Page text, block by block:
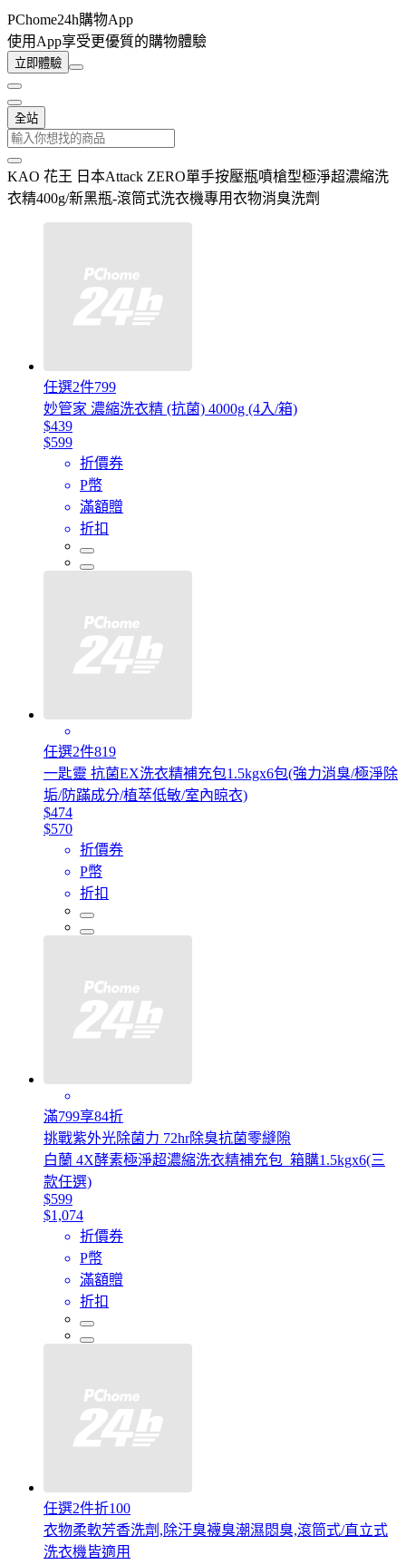
PChome24h購物App
使用App享受更優質的購物體驗
立即體驗
全站
KAO 花王 日本Attack ZERO單手按壓瓶噴槍型極淨超濃縮洗
衣精400g/新黑瓶-滾筒式洗衣機專用衣物消臭洗劑
任選2件799
妙管家 濃縮洗衣精 (抗菌) 4000g (4入/箱)
$439
$599
折價券
P幣
滿額贈
折扣
任選2件819
一匙靈 抗菌EX洗衣精補充包1.5kgx6包(強力消臭/極淨除
垢/防蹣成分/植萃低敏/室內晾衣)
$474
$570
折價券
P幣
折扣
滿799享84折
挑戰紫外光除菌力 72hr除臭抗菌零縫隙
白蘭 4X酵素極淨超濃縮洗衣精補充包_箱購1.5kgx6(三
款任選)
$599
$1,074
折價券
P幣
滿額贈
折扣
任選2件折100
衣物柔軟芳香洗劑,除汗臭襪臭潮濕悶臭,滾筒式/直立式
洗衣機皆適用